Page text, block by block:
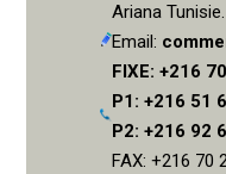
Ariana Tunisie.
Email:
FIXE: +216
P1: +216 51
P2: +216 92
FAX: +216 70